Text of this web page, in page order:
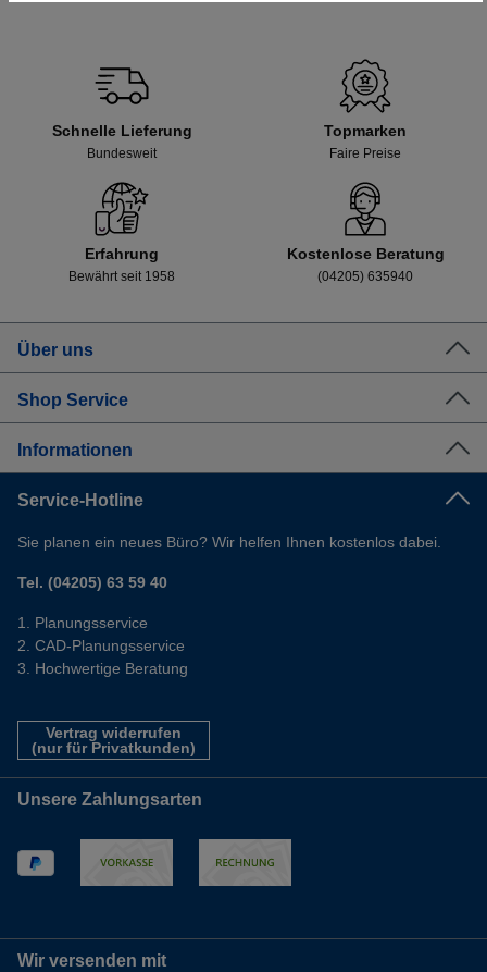
Schnelle Lieferung
Bundesweit
Topmarken
Faire Preise
Erfahrung
Bewährt seit 1958
Kostenlose Beratung
(04205) 635940
Über uns
Shop Service
Informationen
Service-Hotline
Sie planen ein neues Büro? Wir helfen Ihnen kostenlos dabei.
Tel. (04205) 63 59 40
Planungsservice
CAD-Planungsservice
Hochwertige Beratung
Vertrag widerrufen
(nur für Privatkunden)
Unsere Zahlungsarten
Wir versenden mit